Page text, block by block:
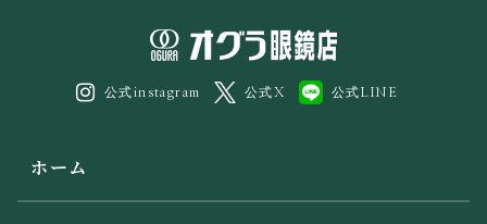
公式instagram 公式X 公式LINE
ホーム